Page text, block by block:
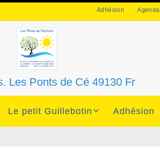
Adhésion Agenda
Les Ponts de Cé 49130 Fr
Le petit Guillebotin Adhésion